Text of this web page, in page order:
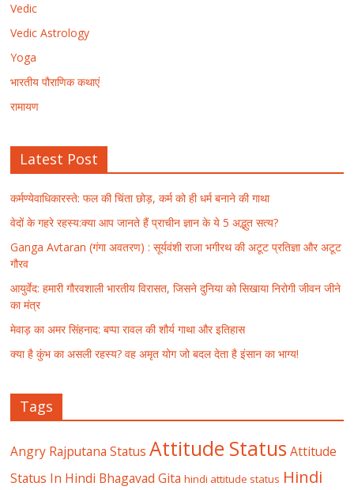
Vedic
Vedic Astrology
Yoga
भारतीय पौराणिक कथाएं
रामायण
Latest Post
कर्मण्येवाधिकारस्ते: फल की चिंता छोड़, कर्म को ही धर्म बनाने की गाथा
वेदों के गहरे रहस्य:क्या आप जानते हैं प्राचीन ज्ञान के ये 5 अद्भुत सत्य?
Ganga Avtaran (गंगा अवतरण) : सूर्यवंशी राजा भगीरथ की अटूट प्रतिज्ञा और अटूट
गौरव
आयुर्वेद: हमारी गौरवशाली भारतीय विरासत, जिसने दुनिया को सिखाया निरोगी जीवन जीने
का मंत्र
मेवाड़ का अमर सिंहनाद: बप्पा रावल की शौर्य गाथा और इतिहास
क्या है कुंभ का असली रहस्य? वह अमृत योग जो बदल देता है इंसान का भाग्य!
Tags
Angry Rajputana Status Attitude Status Attitude
Status In Hindi Bhagavad Gita hindi attitude status Hindi